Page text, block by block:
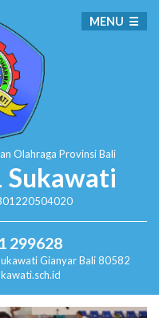
Olahraga Provinsi Bali
Sukawati
299628
Gianyar Bali 80582
MENU